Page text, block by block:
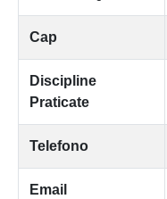
Cap
Discipline
Praticate
Telefono
Email